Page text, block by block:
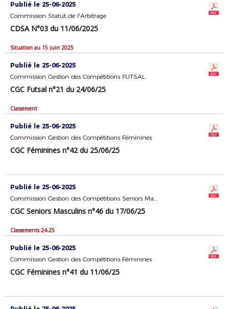
Publié le 25-06-2025
Commission Statut de l'Arbitrage
CDSA N°03 du 11/06/2025
Situation au 15 juin 2025
Publié le 25-06-2025
Commission Gestion des Compétitions FUTSAL
CGC Futsal n°21 du 24/06/25
Classement
Publié le 25-06-2025
Commission Gestion des Compétitions Féminines
CGC Féminines n°42 du 25/06/25
Publié le 25-06-2025
Commission Gestion des Compétitions Seniors Masculins
CGC Seniors Masculins n°46 du 17/06/25
Classements 24-25
Publié le 25-06-2025
Commission Gestion des Compétitions Féminines
CGC Féminines n°41 du 11/06/25